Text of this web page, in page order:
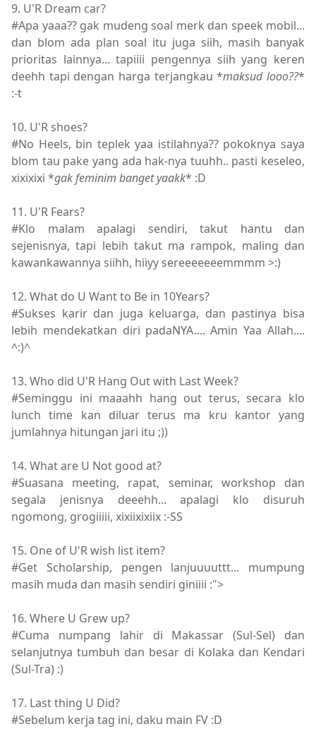
9. U'R Dream car?
#Apa yaaa?? gak mudeng soal merk dan speek mobil...
dan blom ada plan soal itu juga siih, masih banyak
prioritas lainnya... tapiiii pengennya siih yang keren
deehh tapi dengan harga terjangkau *maksud looo??*
:-t
10. U'R shoes?
#No Heels, bin teplek yaa istilahnya?? pokoknya saya
blom tau pake yang ada hak-nya tuuhh.. pasti keseleo,
xixixixi *gak feminim banget yaakk* :D
11. U'R Fears?
#Klo malam apalagi sendiri, takut hantu dan
sejenisnya, tapi lebih takut ma rampok, maling dan
kawankawannya siihh, hiiyy sereeeeeeemmmm >:)
12. What do U Want to Be in 10Years?
#Sukses karir dan juga keluarga, dan pastinya bisa
lebih mendekatkan diri padaNYA.... Amin Yaa Allah....
^:)^
13. Who did U'R Hang Out with Last Week?
#Seminggu ini maaahh hang out terus, secara klo
lunch time kan diluar terus ma kru kantor yang
jumlahnya hitungan jari itu ;))
14. What are U Not good at?
#Suasana meeting, rapat, seminar, workshop dan
segala jenisnya deeehh... apalagi klo disuruh
ngomong, grogiiiii, xixiixixiix :-SS
15. One of U'R wish list item?
#Get Scholarship, pengen lanjuuuuttt... mumpung
masih muda dan masih sendiri giniiii :">
16. Where U Grew up?
#Cuma numpang lahir di Makassar (Sul-Sel) dan
selanjutnya tumbuh dan besar di Kolaka dan Kendari
(Sul-Tra) :)
17. Last thing U Did?
#Sebelum kerja tag ini, daku main FV :D